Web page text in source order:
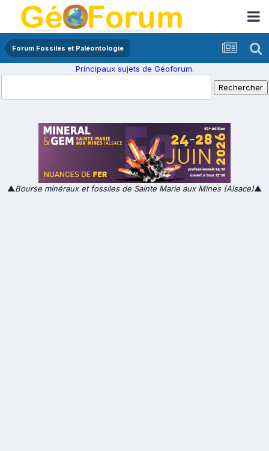
Forum Fossiles et Paléontologie
Principaux sujets de Géoforum.
▲Bourse minéraux et fossiles de Sainte Marie aux Mines (Alsace)▲